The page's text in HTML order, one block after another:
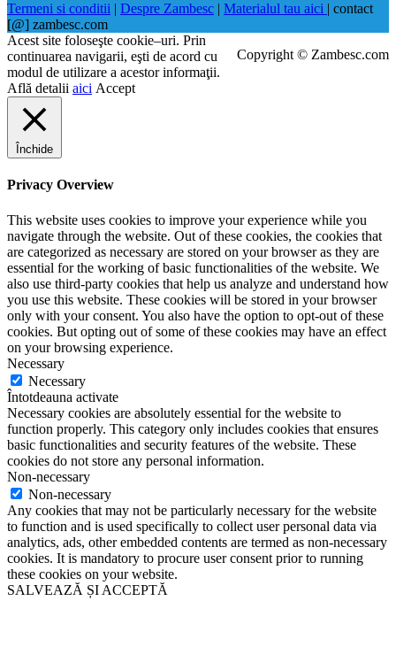
Termeni si conditii | Despre Zambesc | Materialul tau aici | contact
[@] zambesc.com
Copyright © Zambesc.com
Acest site foloseşte cookie–uri. Prin
continuarea navigarii, eşti de acord cu
modul de utilizare a acestor informaţii.
Află detalii aici Accept
Închide
Privacy Overview
This website uses cookies to improve your experience while you
navigate through the website. Out of these cookies, the cookies that
are categorized as necessary are stored on your browser as they are
essential for the working of basic functionalities of the website. We
also use third-party cookies that help us analyze and understand how
you use this website. These cookies will be stored in your browser
only with your consent. You also have the option to opt-out of these
cookies. But opting out of some of these cookies may have an effect
on your browsing experience.
Necessary
Necessary
Întotdeauna activate
Necessary cookies are absolutely essential for the website to
function properly. This category only includes cookies that ensures
basic functionalities and security features of the website. These
cookies do not store any personal information.
Non-necessary
Non-necessary
Any cookies that may not be particularly necessary for the website
to function and is used specifically to collect user personal data via
analytics, ads, other embedded contents are termed as non-necessary
cookies. It is mandatory to procure user consent prior to running
these cookies on your website.
SALVEAZĂ ȘI ACCEPTĂ